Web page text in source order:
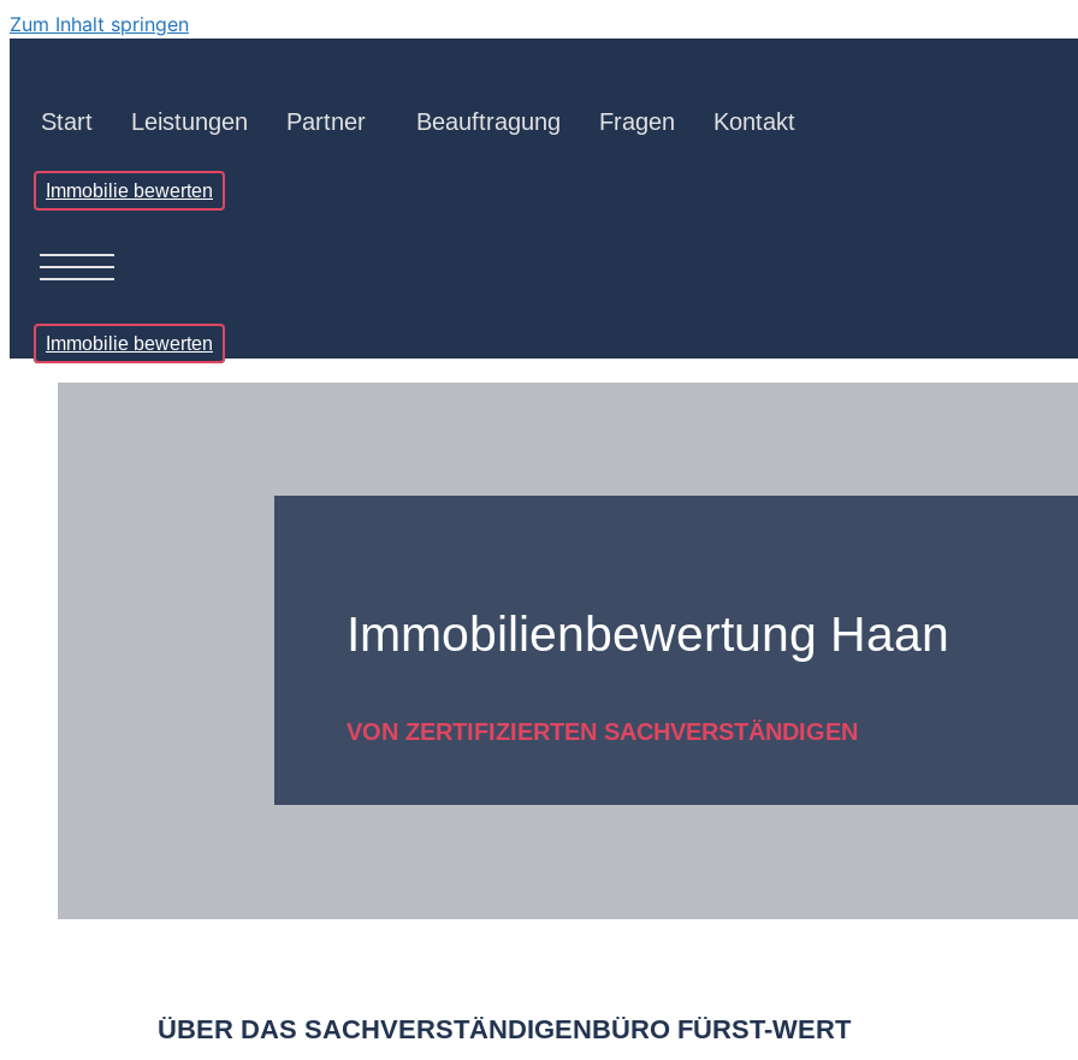
Zum Inhalt springen
Start Leistungen Partner Beauftragung Fragen Kontakt
Immobilie bewerten
Immobilie bewerten
Immobilienbewertung Haan
VON ZERTIFIZIERTEN SACHVERSTÄNDIGEN
ÜBER DAS SACHVERSTÄNDIGENBÜRO FÜRST-WERT